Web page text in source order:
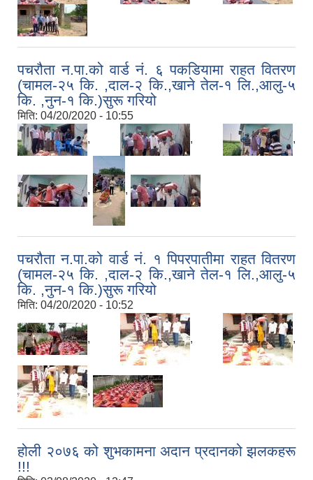
पचरौता न.पा.को वार्ड नं. ६ पकडियामा राहत वितरण
(चामल-२५ कि. ,दाल-२ कि.,खाने तेल-१ लि.,आलु-५
कि. ,नुन-१ कि.)सुरू गरियो
मिति: 04/20/2020 - 10:55
,
, ,
, ,
पचरौता न.पा.को वार्ड नं. १ पिपरपातीमा राहत वितरण
(चामल-२५ कि. ,दाल-२ कि.,खाने तेल-१ लि.,आलु-५
कि. ,नुन-१ कि.)सुरू गरियो
मिति: 04/20/2020 - 10:52
होली २०७६ को शुभकामना अदान प्रदानको झलकहरू
!!!